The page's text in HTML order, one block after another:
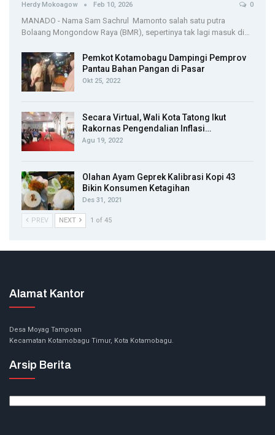
Herdy Mokoagow Feb 10, 2026 0
MANADO - Nama Sam Sachrul Mamonto salah satu putra
Bolaang Mongondow Raya (BMR), sepertinya tak lagi masuk di…
Pemkot Kotamobagu Dampingi Pemprov
Pantau Bahan Pangan di Pasar
Okt 25, 2022
Secara Virtual, Wali Kota Tatong Ikut
Rakornas Pengendalian Inflasi…
Agu 19, 2022
Olahan Ayam Geprek Kalibrasi Kopi 43
Bikin Konsumen Ketagihan
Des 31, 2021
PREV NEXT 1 of 45
Alamat Kantor
Desa Moyag Tampoan
Kecamatan Kotamobagu Timur, Kota Kotamobagu.
Arsip Berita